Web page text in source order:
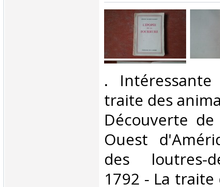
‎.
traite des
Découverte
Ouest
des loutres-
1792 - La